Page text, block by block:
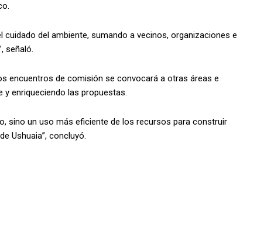
del ambiente, sumando a vecinos, organizaciones e
señaló.
encuentros de comisión se convocará a otras áreas e
enriqueciendo las propuestas.
sino un uso más eficiente de los recursos para construir
Ushuaia”, concluyó.